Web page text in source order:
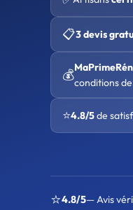
📋3 devis
💰conditions
⭐4.8/5de
⭐4.8/5— Avis